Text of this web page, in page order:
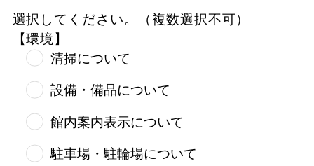
選択してください。（複数選択不可）
【環境】
清掃について
設備・備品について
館内案内表示について
駐車場・駐輪場について